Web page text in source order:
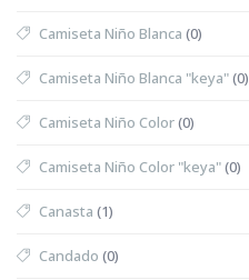
Camiseta Niño Blanca (0)
Camiseta Niño Blanca "keya"(0)
Camiseta Niño Color(0)
Camiseta Niño Color "keya"(0)
Canasta (1)
Candado (0)